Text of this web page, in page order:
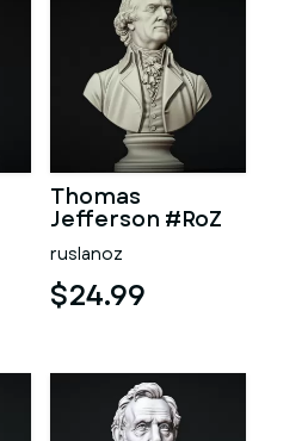
Thomas
Jefferson #RoZ
ruslanoz
$24.99